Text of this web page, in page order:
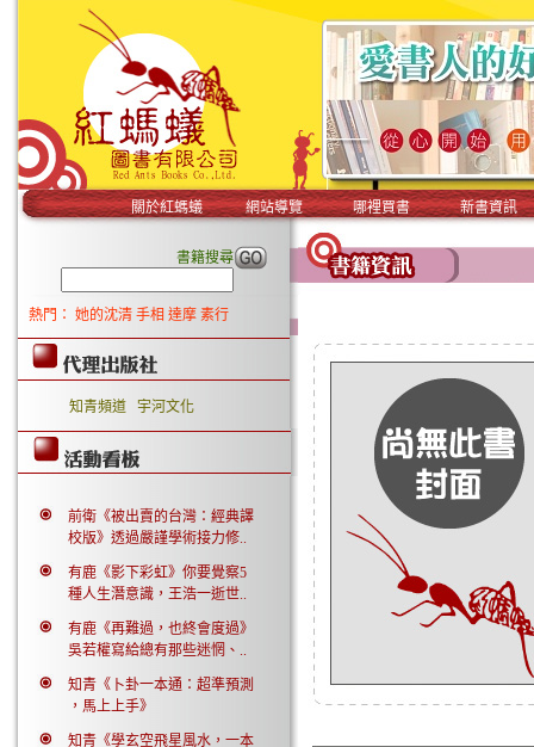
關於紅螞蟻 網站導覽 哪裡買書 新書資訊
書籍搜尋
熱門： 她的沈清 手相 達摩 素行
知青頻道 宇河文化
前衛《被出賣的台灣：經典譯
校版》透過嚴謹學術接力修..
有鹿《影下彩虹》你要覺察5
種人生潛意識，王浩一逝世..
有鹿《再難過，也終會度過》
吳若權寫給總有那些迷惘、..
知青《卜卦一本通：超準預測
，馬上上手》
知青《學玄空飛星風水，一本